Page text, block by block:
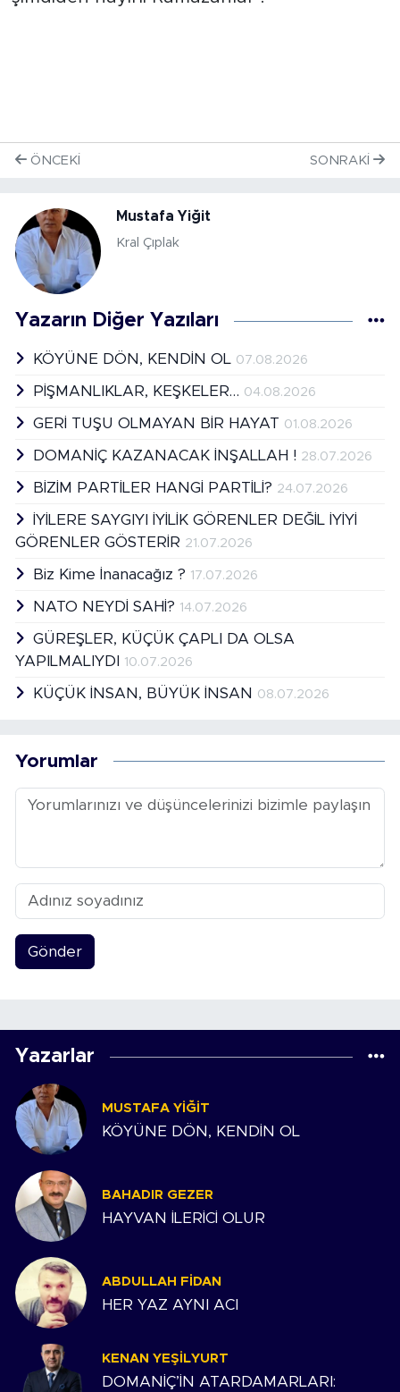
ÖNCEKI SONRAKI
Mustafa Yiğit
Kral Çıplak
Yazarın Diğer Yazıları
KÖYÜNE DÖN, KENDİN OL 07.08.2026
PİŞMANLIKLAR, KEŞKELER… 04.08.2026
GERİ TUŞU OLMAYAN BİR HAYAT 01.08.2026
DOMANİÇ KAZANACAK İNŞALLAH ! 28.07.2026
BİZİM PARTİLER HANGİ PARTİLİ? 24.07.2026
İYİLERE SAYGIYI İYİLİK GÖRENLER DEĞİL İYİYİ
GÖRENLER GÖSTERİR 21.07.2026
Biz Kime İnanacağız ? 17.07.2026
NATO NEYDİ SAHİ? 14.07.2026
GÜREŞLER, KÜÇÜK ÇAPLI DA OLSA
YAPILMALIYDI
10.07.2026
KÜÇÜK İNSAN, BÜYÜK İNSAN 08.07.2026
Yorumlar
Gönder
Yazarlar
MUSTAFA YIĞIT
KÖYÜNE DÖN, KENDİN OL
BAHADIR GEZER
HAYVAN İLERİCİ OLUR
ABDULLAH FIDAN
HER YAZ AYNI ACI
KENAN YEŞILYURT
DOMANİÇ’İN ATARDAMARLARI: